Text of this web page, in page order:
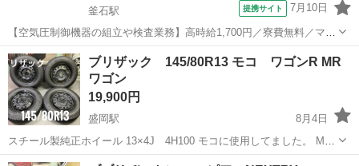
釜石駅
提携サイト 7月10日
【空気圧制御機器の組立や検査業務】高時給1,700円／寮費無料／マイ
カー通勤OK＆工場敷地内に無料駐車場あり 人気の工場のお仕事 ◇空
気圧制御機器（シリンダ、バルブ等）の製造・組立、検査、梱包、入
出荷業務◇ ＊大手メーカー...
岩手 釜石市 釜石駅
ブリザック 145/80R13 モコ ワゴンR MR
ワゴン
19,900円
盛岡駅
8月4日
スチール製純正ホイール 13×4J 4H100 モコに使用してました。 MR
ワゴンやアルト ワゴンR に使用できます。 傷 色褪せ さびあり 使
岩手 盛岡市 盛岡駅 タイヤ、ホイール